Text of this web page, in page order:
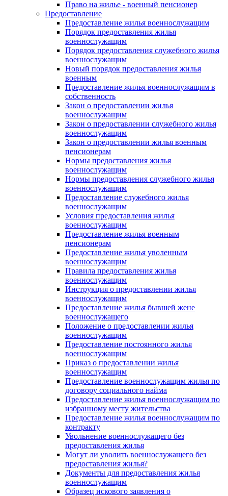
Право на жилье - военный пенсионер
Предоставление
Предоставление жилья военнослужащим
Порядок предоставления жилья
военнослужащим
Порядок предоставления служебного жилья
военнослужащим
Новый порядок предоставления жилья
военным
Предоставление жилья военнослужащим в
собственность
Закон о предоставлении жилья
военнослужащим
Закон о предоставлении служебного жилья
военнослужащим
Закон о предоставлении жилья военным
пенсионерам
Нормы предоставления жилья
военнослужащим
Нормы предоставления служебного жилья
военнослужащим
Предоставление служебного жилья
военнослужащим
Условия предоставления жилья
военнослужащим
Предоставление жилья военным
пенсионерам
Предоставление жилья уволенным
военнослужащим
Правила предоставления жилья
военнослужащим
Инструкция о предоставлении жилья
военнослужащим
Предоставление жилья бывшей жене
военнослужащего
Положение о предоставлении жилья
военнослужащим
Предоставление постоянного жилья
военнослужащим
Приказ о предоставлении жилья
военнослужащим
Предоставление военнослужащим жилья по
договору социального найма
Предоставление жилья военнослужащим по
избранному месту жительства
Предоставление жилья военнослужащим по
контракту
Увольнение военнослужащего без
предоставления жилья
Могут ли уволить военнослужащего без
предоставления жилья?
Документы для предоставления жилья
военнослужащим
Образец искового заявления о